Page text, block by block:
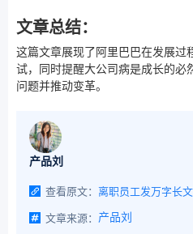
文章总结：
这篇文章展现了阿里巴巴在发展过
试，同时提醒大公司病是成长的必
问题并推动变革。
产品刘
查看原文： 离职员工发万字长
文章来源：
产品刘